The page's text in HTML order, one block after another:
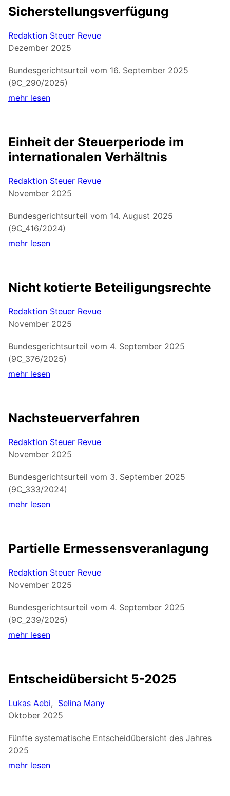
Sicherstellungsverfügung
Redaktion Steuer Revue
Dezember 2025
Bundesgerichtsurteil vom 16. September 2025
(9C_290/2025)
mehr lesen
Einheit der Steuerperiode im
internationalen Verhältnis
Redaktion Steuer Revue
November 2025
Bundesgerichtsurteil vom 14. August 2025
(9C_416/2024)
mehr lesen
Nicht kotierte Beteiligungsrechte
Redaktion Steuer Revue
November 2025
Bundesgerichtsurteil vom 4. September 2025
(9C_376/2025)
mehr lesen
Nachsteuerverfahren
Redaktion Steuer Revue
November 2025
Bundesgerichtsurteil vom 3. September 2025
(9C_333/2024)
mehr lesen
Partielle Ermessensveranlagung
Redaktion Steuer Revue
November 2025
Bundesgerichtsurteil vom 4. September 2025
(9C_239/2025)
mehr lesen
Entscheidübersicht 5-2025
Lukas Aebi, Selina Many
Oktober 2025
Fünfte systematische Entscheidübersicht des Jahres
2025
mehr lesen